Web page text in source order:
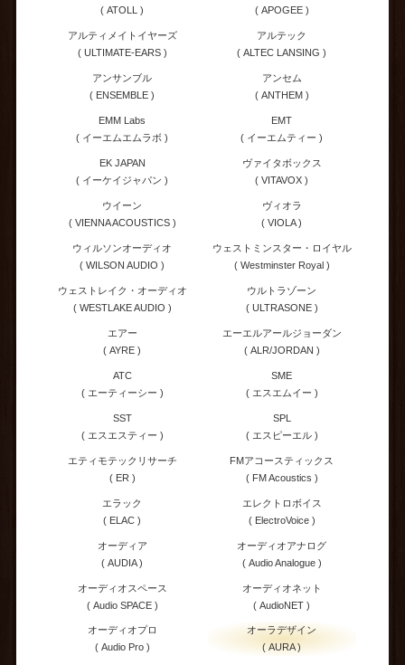
( ATOLL )
( APOGEE )
アルティメイトイヤーズ
( ULTIMATE-EARS )
アルテック
( ALTEC LANSING )
アンサンブル
( ENSEMBLE )
アンセム
( ANTHEM )
EMM Labs
( イーエムエムラボ )
EMT
( イーエムティー )
EK JAPAN
( イーケイジャパン )
ヴァイタボックス
( VITAVOX )
ウイーン
( VIENNA ACOUSTICS )
ヴィオラ
( VIOLA )
ウィルソンオーディオ
( WILSON AUDIO )
ウェストミンスター・ロイヤル
( Westminster Royal )
ウェストレイク・オーディオ
( WESTLAKE AUDIO )
ウルトラゾーン
( ULTRASONE )
エアー
( AYRE )
エーエルアールジョーダン
( ALR/JORDAN )
ATC
( エーティーシー )
SME
( エスエムイー )
SST
( エスエスティー )
SPL
( エスピーエル )
エティモテックリサーチ
( ER )
FMアコースティックス
( FM Acoustics )
エラック
( ELAC )
エレクトロボイス
( ElectroVoice )
オーディア
( AUDIA )
オーディオアナログ
( Audio Analogue )
オーディオスペース
( Audio SPACE )
オーディオネット
( AudioNET )
オーディオプロ
( Audio Pro )
オーラデザイン
( AURA )